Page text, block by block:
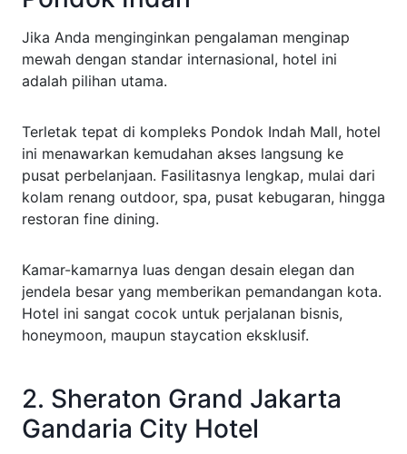
Jika Anda menginginkan pengalaman menginap
mewah dengan standar internasional, hotel ini
adalah pilihan utama.
Terletak tepat di kompleks Pondok Indah Mall, hotel
ini menawarkan kemudahan akses langsung ke
pusat perbelanjaan. Fasilitasnya lengkap, mulai dari
kolam renang outdoor, spa, pusat kebugaran, hingga
restoran fine dining.
Kamar-kamarnya luas dengan desain elegan dan
jendela besar yang memberikan pemandangan kota.
Hotel ini sangat cocok untuk perjalanan bisnis,
honeymoon, maupun staycation eksklusif.
2. Sheraton Grand Jakarta
Gandaria City Hotel